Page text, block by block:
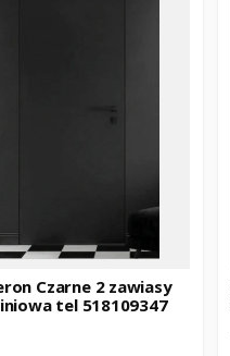
Czarne 2 zawiasy
tel 518109347